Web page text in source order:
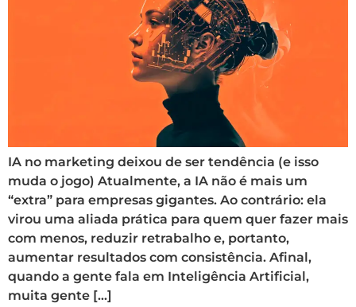
IA no marketing deixou de ser tendência (e isso
muda o jogo) Atualmente, a IA não é mais um
“extra” para empresas gigantes. Ao contrário: ela
virou uma aliada prática para quem quer fazer mais
com menos, reduzir retrabalho e, portanto,
aumentar resultados com consistência. Afinal,
quando a gente fala em Inteligência Artificial,
muita gente […]